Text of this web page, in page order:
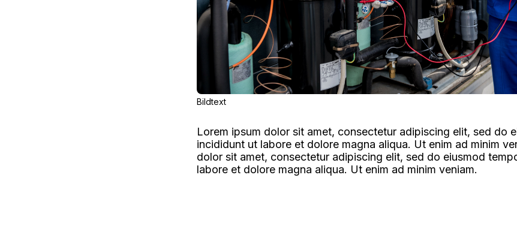
Bildtext
Lorem ipsum dolor sit amet, consectetur adipiscing elit, sed do
incididunt ut labore et dolore magna aliqua. Ut enim ad minim
dolor sit amet, consectetur adipiscing elit, sed do eiusmod
labore et dolore magna aliqua. Ut enim ad minim veniam.